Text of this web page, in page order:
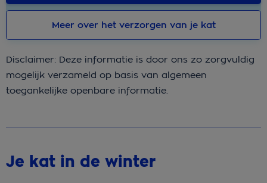
Meer over het verzorgen van je kat
Disclaimer: Deze informatie is door ons zo zorgvuldig
mogelijk verzameld op basis van algemeen
toegankelijke openbare informatie.
Je kat in de winter